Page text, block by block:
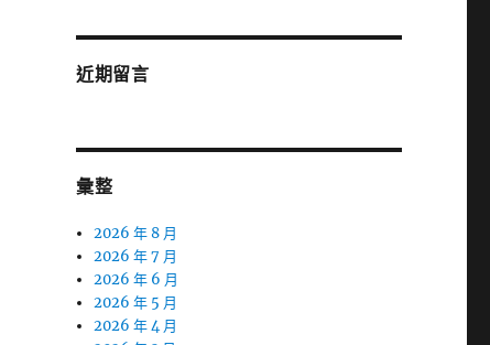
近期留言
彙整
2026 年 8 月
2026 年 7 月
2026 年 6 月
2026 年 5 月
2026 年 4 月